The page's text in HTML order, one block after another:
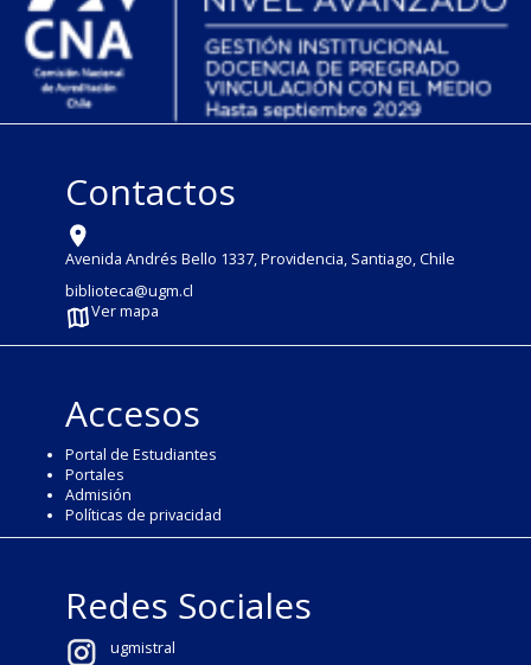
Contactos
Avenida Andrés Bello 1337, Providencia, Santiago, Chile
biblioteca@ugm.cl
Ver mapa
Accesos
Portal de Estudiantes
Portales
Admisión
Políticas de privacidad
Redes Sociales
ugmistral